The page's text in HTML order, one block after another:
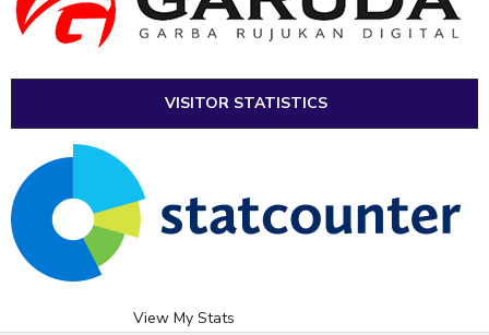
VISITOR STATISTICS
View My Stats